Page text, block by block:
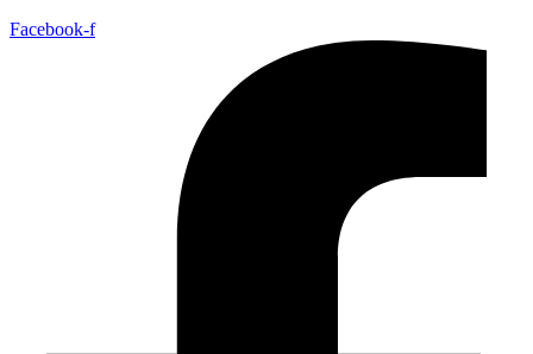
Facebook-f